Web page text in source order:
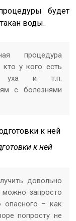
будет
воды.
процедура
кто у кого есть
уха и т.п.
с болезнями
к ней
довольно
запросто
опасного – как
попросту не